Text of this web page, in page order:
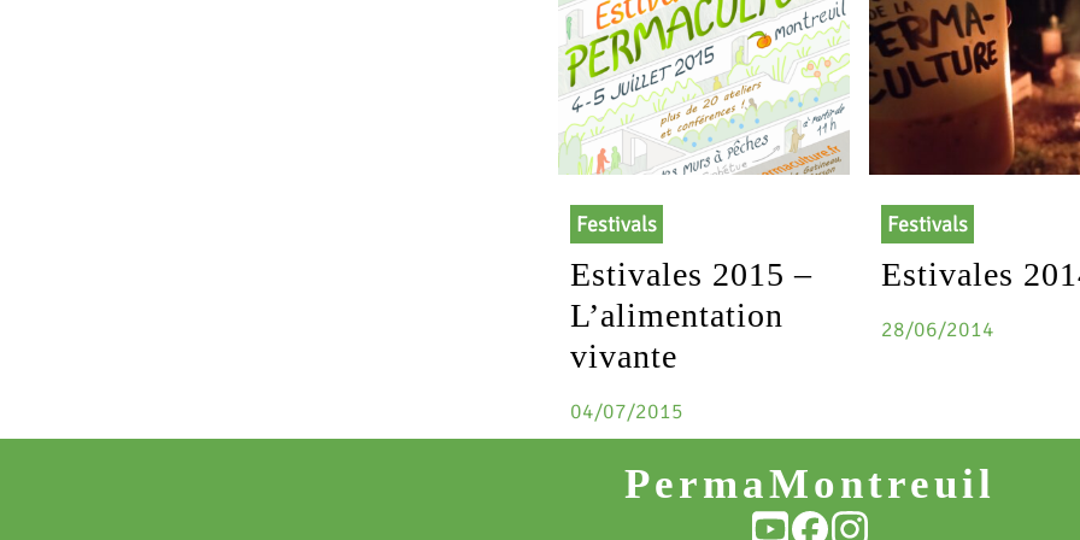
Festivals
Estivales 2015 –
L’alimentation
vivante
04/07/2015
Festivals
Estivales
28/06/2014
PermaMontreuil